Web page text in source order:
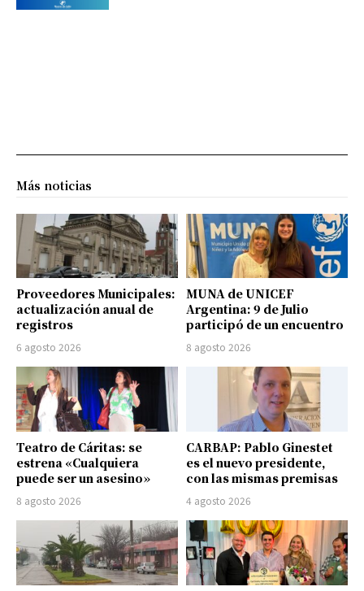
Más noticias
Proveedores Municipales:
actualización anual de
registros
6 agosto 2026
MUNA de UNICEF
Argentina: 9 de Julio
participó de un encuentro
8 agosto 2026
Teatro de Cáritas: se
estrena «Cualquiera
puede ser un asesino»
8 agosto 2026
CARBAP: Pablo Ginestet
es el nuevo presidente,
con las mismas premisas
4 agosto 2026